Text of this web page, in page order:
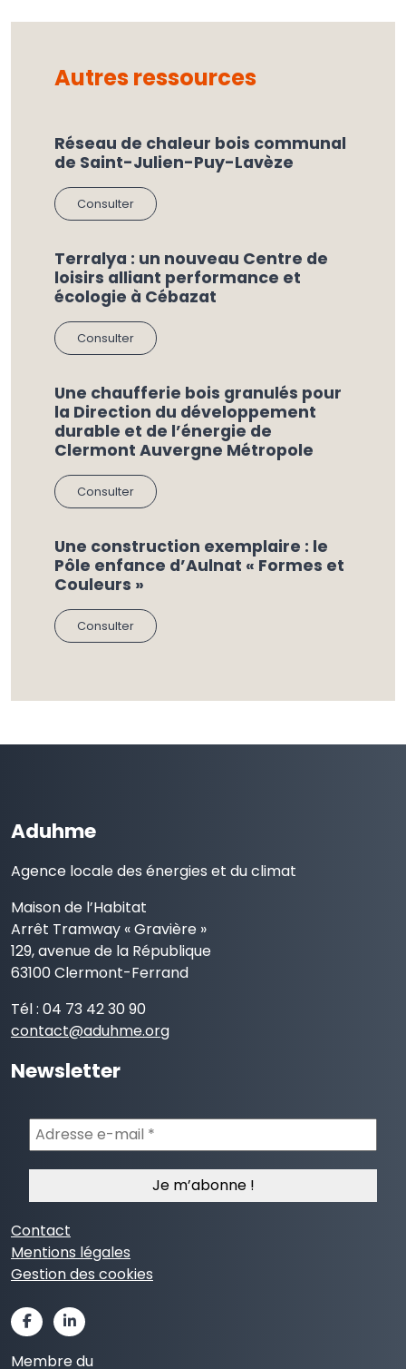
Autres ressources
Réseau de chaleur bois communal
de Saint-Julien-Puy-Lavèze
Consulter
Terralya : un nouveau Centre de
loisirs alliant performance et
écologie à Cébazat
Consulter
Une chaufferie bois granulés pour
la Direction du développement
durable et de l’énergie de
Clermont Auvergne Métropole
Consulter
Une construction exemplaire : le
Pôle enfance d’Aulnat « Formes et
Couleurs »
Consulter
Aduhme
Agence locale des énergies et du climat
Maison de l’Habitat
Arrêt Tramway « Gravière »
129, avenue de la République
63100 Clermont-Ferrand
Tél : 04 73 42 30 90
contact@aduhme.org
Newsletter
Adresse
e-
mail
Contact
Mentions légales
Gestion des cookies
Membre du